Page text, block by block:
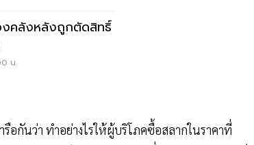
งคลังหลังถูกตัดสิทธิ์
น.
กันว่า ทำอย่างไรให้ผู้บริโภคซื้อสลากในราคาที่